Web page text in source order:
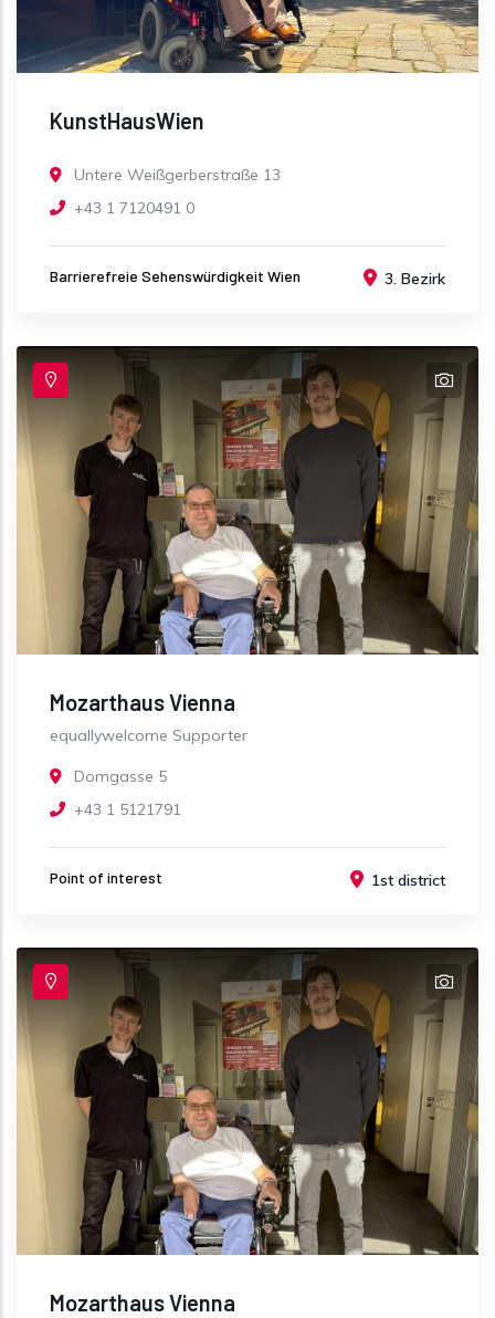
KunstHausWien
Untere Weißgerberstraße 13
+43 1 7120491 0
Barrierefreie Sehenswürdigkeit Wien 3. Bezirk
Mozarthaus Vienna
equallywelcome Supporter
Domgasse 5
+43 1 5121791
Point of interest 1st district
Mozarthaus Vienna